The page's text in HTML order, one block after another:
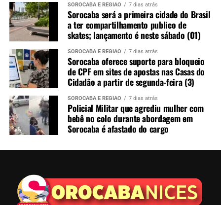
SOROCABA E REGIÃO 7 dias atrás
Sorocaba será a primeira cidade do Brasil
a ter compartilhamento publico de
skates; lançamento é neste sábado (01)
SOROCABA E REGIÃO 7 dias atrás
Sorocaba oferece suporte para bloqueio
de CPF em sites de apostas nas Casas do
Cidadão a partir de segunda-feira (3)
SOROCABA E REGIÃO 7 dias atrás
Policial Militar que agrediu mulher com
bebê no colo durante abordagem em
Sorocaba é afastado do cargo